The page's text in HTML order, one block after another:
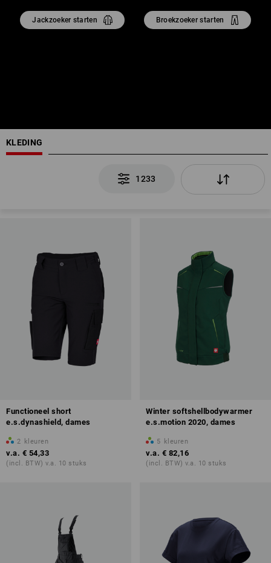
Jackzoeker starten Broekzoeker starten
KLEDING
1233
Functioneel short
e.s.dynashield, dames
2 kleuren
v.a. € 54,33
(incl. BTW) v.a. 10 stuks
Winter softshellbodywarmer
e.s.motion 2020, dames
5 kleuren
v.a. € 82,16
(incl. BTW) v.a. 10 stuks